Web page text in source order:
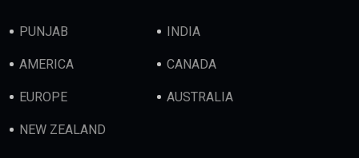
PUNJAB INDIA
AMERICA CANADA
EUROPE AUSTRALIA
NEW ZEALAND